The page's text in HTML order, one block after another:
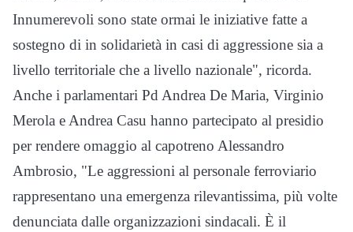
Innumerevoli sono state ormai le iniziative fatte a
sostegno di in solidarietà in casi di aggressione sia a
livello territoriale che a livello nazionale", ricorda.
Anche i parlamentari Pd Andrea De Maria, Virginio
Merola e Andrea Casu hanno partecipato al presidio
per rendere omaggio al capotreno Alessandro
Ambrosio, "Le aggressioni al personale ferroviario
rappresentano una emergenza rilevantissima, più volte
denunciata dalle organizzazioni sindacali. È il